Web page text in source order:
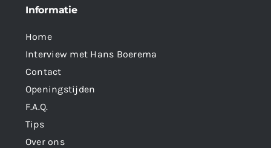
Informatie
Home
Interview met Hans Boerema
Contact
Openingstijden
F.A.Q.
Tips
Over ons